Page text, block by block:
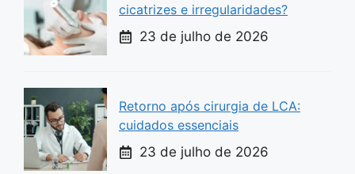
cicatrizes e irregularidades?
23 de julho de 2026
Retorno após cirurgia de LCA:
cuidados essenciais
23 de julho de 2026